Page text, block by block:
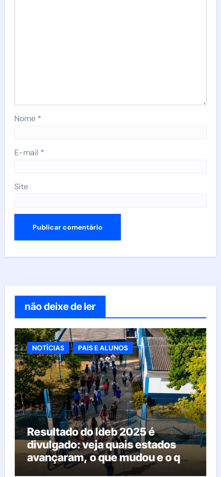
Nome *
E-mail *
Site
não deixe de ler
NOTÍCIAS PAIS E ALUNOS
Resultado do Ideb 2025 é
divulgado: veja quais estados
avançaram, o que mudou e o que
esperar da educação brasileira